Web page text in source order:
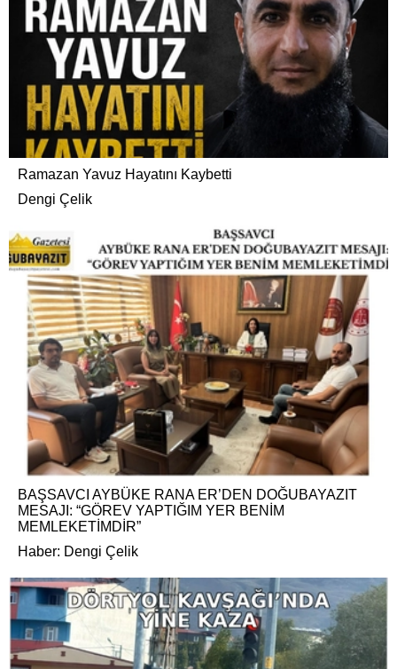
Ramazan Yavuz Hayatını Kaybetti
Dengi Çelik
BAŞSAVCI AYBÜKE RANA ER’DEN DOĞUBAYAZIT
MESAJI: “GÖREV YAPTIĞIM YER BENİM
MEMLEKETİMDİR”
Haber: Dengi Çelik